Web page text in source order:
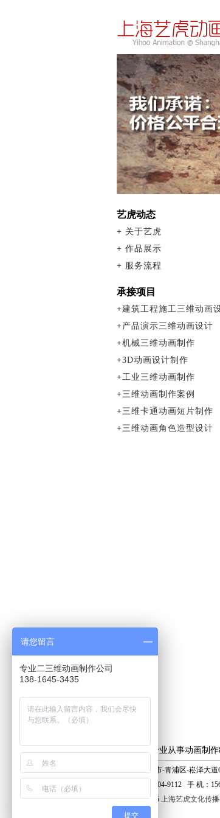
艺虎动态
+ 关于艺虎
+ 作品展示
+ 服务流程
承接项目
+建筑工程施工三维动画
+产品演示三维动画设计
+机械三维动画制作
+3D动画设计制作
+工业三维动画制作
+三维动画制作案例
+三维卡通动画短片制作
+三维动画角色造型设计
上海艺虎专业从事动画制
地 址：上海市-青浦区-崧泽大道
电 话：400-804-9112 手 机：
© 2006 - 2025 上海艺虎文化传播
请您留言
专业二三维动画制作公司
138-1645-3435
提交